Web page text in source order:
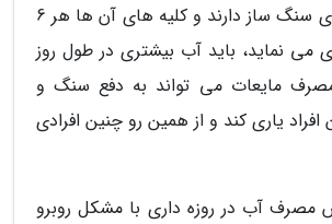
افرادی که کلیه های سنگ ساز دارند و کلیه های آن ها هر 6
می نماید، باید آب بیشتری در طول روز
مصرف مایعات می تواند به دفع سنگ و
افراد یاری کند و از همین رو چنین افرادی
مصرف آب در روزه داری با مشکل روبرو